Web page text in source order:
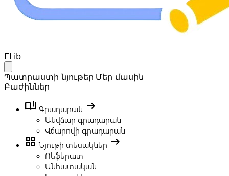
Your Company
ELib
Պատրաստի նյութեր Մեր մասին
Բաժիններ
book_ribbon Գրադարան arrow_right_alt
Անվճար գրադարան
Վճարովի գրադարան
grid_view Նյութի տեսակներ arrow_right_alt
Ռեֆերատ
Անհատական